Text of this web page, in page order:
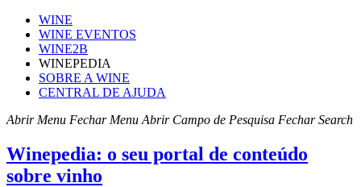
WINE
WINE EVENTOS
WINE2B
WINEPEDIA
SOBRE A WINE
CENTRAL DE AJUDA
Abrir Menu Fechar Menu Abrir Campo de Pesquisa Fechar Search
Winepedia: o seu portal de conteúdo
sobre vinho